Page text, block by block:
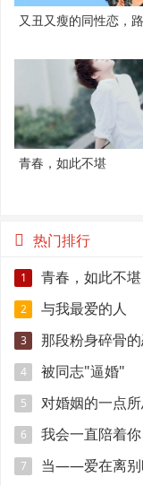
又丑又瘦的同性恋，
青春，如此不堪
热门排行
1 青春，如此不堪
2 与我最爱的人
3 那段粉身碎骨
4 被同志"逼婚"
5 对婚姻的一点
6 我会一直陪着你
7 当——爱在离别